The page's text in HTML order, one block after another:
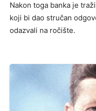
Nakon toga banka je
koji bi dao stručan
odazvali na ročište.